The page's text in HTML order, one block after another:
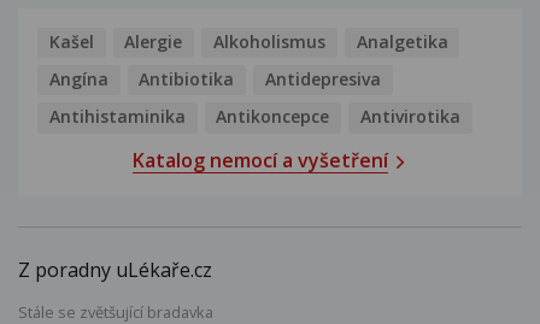
Kašel Alergie Alkoholismus
Analgetika
Angína
Antibiotika
Antidepresiva
Antihistaminika
Antikoncepce Antivirotika
Katalog nemocí a vyšetření
Z poradny uLékaře.cz
Stále se zvětšující bradavka